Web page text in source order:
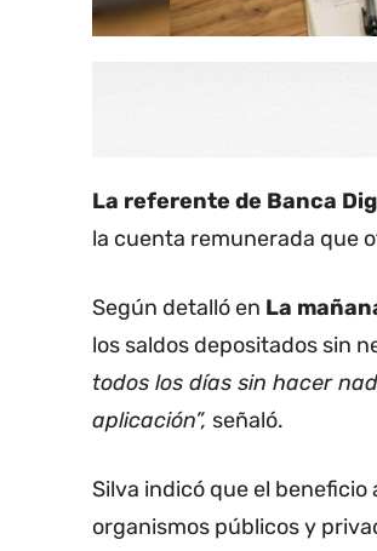
La referente de Banca
la cuenta remunerada que
Según detalló en La
los saldos depositados sin
todos los días sin hacer
aplicación”, señaló.
Silva indicó que el
organismos públicos y